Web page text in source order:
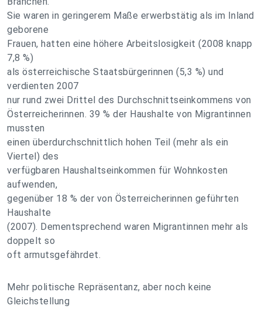
Sie waren in geringerem Maße erwerbstätig als im Inland
geborene
Frauen, hatten eine höhere Arbeitslosigkeit (2008 knapp
7,8 %)
als österreichische Staatsbürgerinnen (5,3 %) und
verdienten 2007
nur rund zwei Drittel des Durchschnittseinkommens von
Österreicherinnen. 39 % der Haushalte von Migrantinnen
mussten
einen überdurchschnittlich hohen Teil (mehr als ein
Viertel) des
verfügbaren Haushaltseinkommen für Wohnkosten
aufwenden,
gegenüber 18 % der von Österreicherinnen geführten
Haushalte
(2007). Dementsprechend waren Migrantinnen mehr als
doppelt so
oft armutsgefährdet.
Mehr politische Repräsentanz, aber noch keine
Gleichstellung